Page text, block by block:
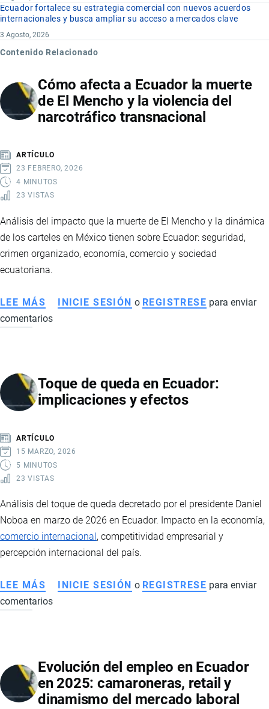
Ecuador fortalece su estrategia comercial con nuevos acuerdos
internacionales y busca ampliar su acceso a mercados clave
3 Agosto, 2026
Contenido Relacionado
Cómo afecta a Ecuador la muerte
de El Mencho y la violencia del
narcotráfico transnacional
ARTÍCULO
23 FEBRERO, 2026
4 MINUTOS
23 VISTAS
Análisis del impacto que la muerte de El Mencho y la dinámica
de los carteles en México tienen sobre Ecuador: seguridad,
crimen organizado, economía, comercio y sociedad
ecuatoriana.
LEE MÁS SOBRE
CÓMO
LA
MUERTE
MENCHO
Y
LA
DEL
TRANSNACIONAL
INICIE SESIÓN o REGISTRESE para enviar
comentarios
Toque de queda en Ecuador:
implicaciones y efectos
ARTÍCULO
15 MARZO, 2026
5 MINUTOS
23 VISTAS
Análisis del toque de queda decretado por el presidente Daniel
Noboa en marzo de 2026 en Ecuador. Impacto en la economía,
comercio internacional , competitividad empresarial y
percepción internacional del país.
LEE MÁS SOBRE
TOQUE
ECUADOR:
IMPLICACIONES
Y
INICIE SESIÓN o REGISTRESE para enviar
comentarios
Evolución del empleo en Ecuador
en 2025: camaroneras, retail y
dinamismo del mercado laboral